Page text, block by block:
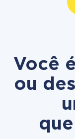
Você
ou